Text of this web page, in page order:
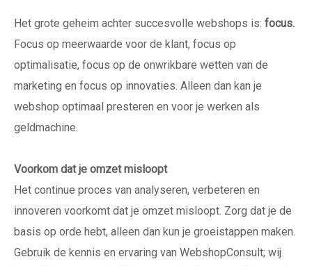
Het grote geheim achter succesvolle webshops is: focus.
Focus op meerwaarde voor de klant, focus op
optimalisatie, focus op de onwrikbare wetten van de
marketing en focus op innovaties. Alleen dan kan je
webshop optimaal presteren en voor je werken als
geldmachine.
Voorkom dat je omzet misloopt
Het continue proces van analyseren, verbeteren en
innoveren voorkomt dat je omzet misloopt. Zorg dat je de
basis op orde hebt, alleen dan kun je groeistappen maken.
Gebruik de kennis en ervaring van WebshopConsult; wij